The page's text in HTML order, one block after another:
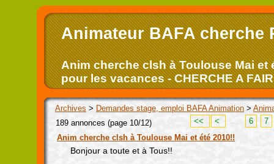
Animateur BAFA cherche
Anim cherche clsh à Toulouse Mai
pour les vacances - CHERCHE A
Archives > Demandes stage, emploi BAFA Animation >
189 annonces (page 10/12)
<< < ... 6
7
Anim cherche clsh à Toulouse Mai et été 2010!!
Bonjour a toute et à Tous!!